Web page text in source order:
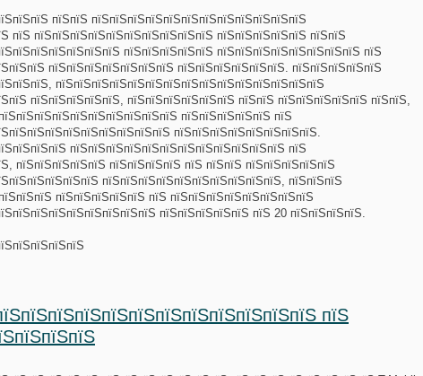
пїЅпїЅ пїЅпїЅпїЅпїЅпїЅпїЅпїЅпїЅпїЅпїЅпїЅпїЅ
пїЅ пїЅпїЅпїЅпїЅпїЅпїЅпїЅпїЅпїЅпїЅ пїЅпїЅпїЅпїЅпїЅ пїЅпїЅ
пїЅпїЅпїЅпїЅпїЅ пїЅпїЅпїЅпїЅпїЅпїЅпїЅпїЅ пїЅ
пїЅпїЅпїЅпїЅпїЅпїЅпїЅ пїЅпїЅпїЅпїЅпїЅпїЅ. пїЅпїЅпїЅпїЅпїЅ
пїЅпїЅпїЅпїЅпїЅпїЅпїЅпїЅпїЅпїЅпїЅпїЅпїЅпїЅпїЅ
пїЅпїЅпїЅпїЅпїЅ, пїЅпїЅпїЅпїЅпїЅпїЅ пїЅпїЅ пїЅпїЅпїЅпїЅпїЅ пїЅпїЅ,
пїЅпїЅпїЅпїЅпїЅ пїЅ
пїЅпїЅпїЅпїЅпїЅпїЅпїЅпїЅ.
пїЅпїЅпїЅпїЅпїЅпїЅпїЅпїЅпїЅпїЅпїЅпїЅ пїЅ
пїЅпїЅпїЅпїЅпїЅ пїЅпїЅпїЅпїЅ пїЅ пїЅпїЅ пїЅпїЅпїЅпїЅпїЅ
пїЅпїЅпїЅпїЅпїЅпїЅпїЅпїЅпїЅпїЅ, пїЅпїЅпїЅ
пїЅпїЅпїЅпїЅпїЅ пїЅ пїЅпїЅпїЅпїЅпїЅпїЅпїЅпїЅ
пїЅпїЅпїЅпїЅпїЅ пїЅ 20 пїЅпїЅпїЅпїЅ.
пїЅ